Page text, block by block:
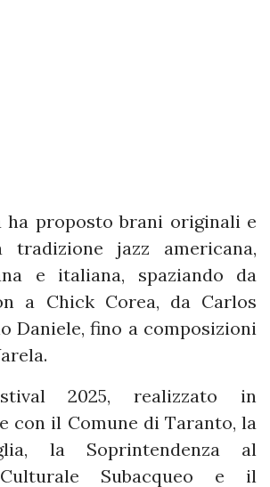
ha proposto brani originali e
tradizione jazz americana,
e italiana, spaziando da
a Chick Corea, da Carlos
Daniele, fino a composizioni
2025, realizzato in
con il Comune di Taranto, la
la Soprintendenza al
Subacqueo e il